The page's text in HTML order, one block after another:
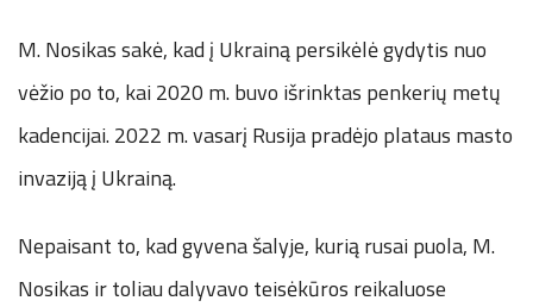
M. Nosikas sakė, kad į Ukrainą persikėlė gydytis nuo
vėžio po to, kai 2020 m. buvo išrinktas penkerių metų
kadencijai. 2022 m. vasarį Rusija pradėjo plataus masto
invaziją į Ukrainą.
Nepaisant to, kad gyvena šalyje, kurią rusai puola, M.
Nosikas ir toliau dalyvavo teisėkūros reikaluose